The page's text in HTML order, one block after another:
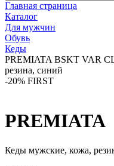
Главная страница
Каталог
Для мужчин
Обувь
Кеды
PREMIATA BSKT VAR
резина, синий
-20% FIRST
PREMIATA
Кеды мужские, кожа,